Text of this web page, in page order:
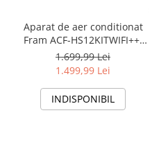
Aparat de aer conditionat
Fram ACF-HS12KITWIFI++,
12000 BTU, Wifi, Kit
instalare inclus, Functie
1.699,99 Lei
1.499,99 Lei
INDISPONIBIL